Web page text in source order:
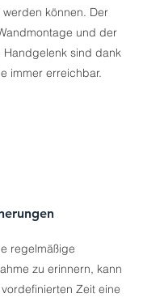
können. Der
und der
Handgelenk sind dank
immer erreichbar.
regelmäßige
zu erinnern, kann
Zeit eine